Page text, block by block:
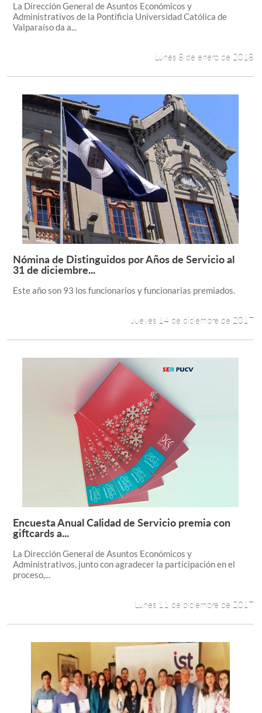
La Dirección General de Asuntos Económicos y
Administrativos de la Pontificia Universidad Católica de
Valparaíso da a...
Lunes 8 de enero de 2018
Leer más +
Nómina de Distinguidos por Años de Servicio al
31 de diciembre...
Este año son 93 los funcionarios y funcionarias premiados.
Jueves 14 de diciembre de 2017
Leer más +
Encuesta Anual Calidad de Servicio premia con
giftcards a...
La Dirección General de Asuntos Económicos y
Administrativos, junto con agradecer la participación en el
proceso,...
Lunes 11 de diciembre de 2017